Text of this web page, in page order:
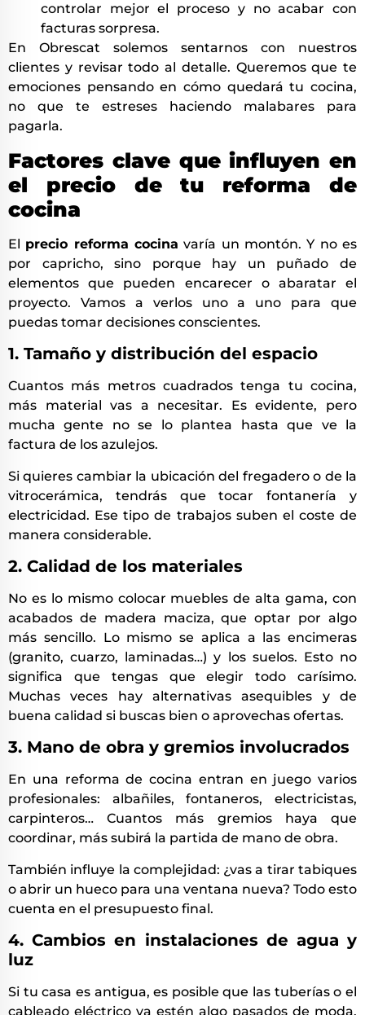
controlar mejor el proceso y no acabar con
facturas sorpresa.
En Obrescat solemos sentarnos con nuestros
clientes y revisar todo al detalle. Queremos que te
emociones pensando en cómo quedará tu cocina,
no que te estreses haciendo malabares para
pagarla.
Factores clave que influyen en
el precio de tu reforma de
cocina
El precio reforma cocina varía un montón. Y no es
por capricho, sino porque hay un puñado de
elementos que pueden encarecer o abaratar el
proyecto. Vamos a verlos uno a uno para que
puedas tomar decisiones conscientes.
1. Tamaño y distribución del espacio
Cuantos más metros cuadrados tenga tu cocina,
más material vas a necesitar. Es evidente, pero
mucha gente no se lo plantea hasta que ve la
factura de los azulejos.
Si quieres cambiar la ubicación del fregadero o de la
vitrocerámica, tendrás que tocar fontanería y
electricidad. Ese tipo de trabajos suben el coste de
manera considerable.
2. Calidad de los materiales
No es lo mismo colocar muebles de alta gama, con
acabados de madera maciza, que optar por algo
más sencillo. Lo mismo se aplica a las encimeras
(granito, cuarzo, laminadas…) y los suelos. Esto no
significa que tengas que elegir todo carísimo.
Muchas veces hay alternativas asequibles y de
buena calidad si buscas bien o aprovechas ofertas.
3. Mano de obra y gremios involucrados
En una reforma de cocina entran en juego varios
profesionales: albañiles, fontaneros, electricistas,
carpinteros… Cuantos más gremios haya que
coordinar, más subirá la partida de mano de obra.
También influye la complejidad: ¿vas a tirar tabiques
o abrir un hueco para una ventana nueva? Todo esto
cuenta en el presupuesto final.
4. Cambios en instalaciones de agua y
luz
Si tu casa es antigua, es posible que las tuberías o el
cableado eléctrico ya estén algo pasados de moda.